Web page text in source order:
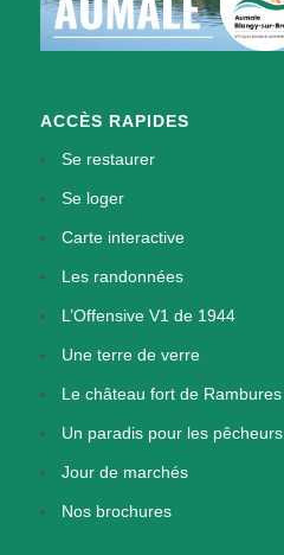
ACCÈS RAPIDES
Se restaurer
Se loger
Carte interactive
Les randonnées
L’Offensive V1 de 1944
Une terre de verre
Le château fort de Rambures
Un paradis pour les pêcheurs
Jour de marchés
Nos brochures